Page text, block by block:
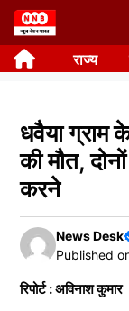
Skip
to
content राज्य
धवैया ग्राम
की मौत,
करने
News Desk
Published
रिपोर्ट : अविनाश कुमार